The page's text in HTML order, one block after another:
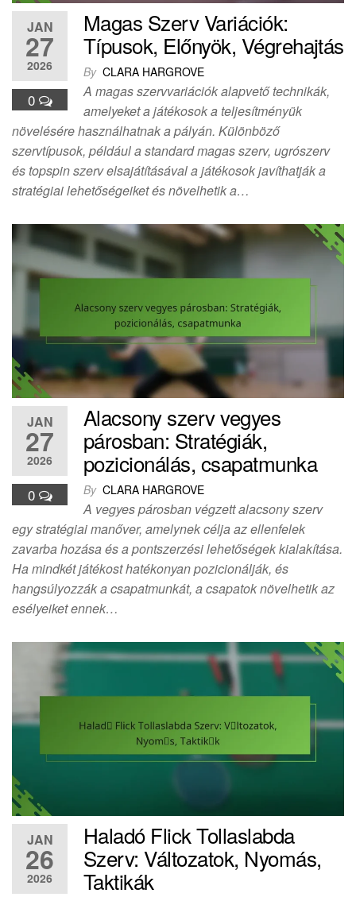
JAN
27
2026
0
Magas Szerv Variációk:
Típusok, Előnyök, Végrehajtás
By CLARA HARGROVE
A magas szervvariációk alapvető technikák,
amelyeket a játékosok a teljesítményük
növelésére használhatnak a pályán. Különböző
szervtípusok, például a standard magas szerv, ugrószerv
és topspin szerv elsajátításával a játékosok javíthatják a
stratégiai lehetőségeiket és növelhetik a…
JAN
27
2026
0
Alacsony szerv vegyes
párosban: Stratégiák,
pozicionálás, csapatmunka
By CLARA HARGROVE
A vegyes párosban végzett alacsony szerv
egy stratégiai manőver, amelynek célja az ellenfelek
zavarba hozása és a pontszerzési lehetőségek kialakítása.
Ha mindkét játékost hatékonyan pozicionálják, és
hangsúlyozzák a csapatmunkát, a csapatok növelhetik az
esélyeiket ennek…
JAN
26
2026
Haladó Flick Tollaslabda
Szerv: Változatok, Nyomás,
Taktikák